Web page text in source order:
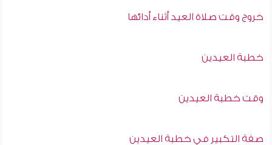
خروج وقت صلاة العيد أثناء أدائها
خطبة العيدين
وقت خطبة العيدين
صفة التكبير في خطبة العيدين